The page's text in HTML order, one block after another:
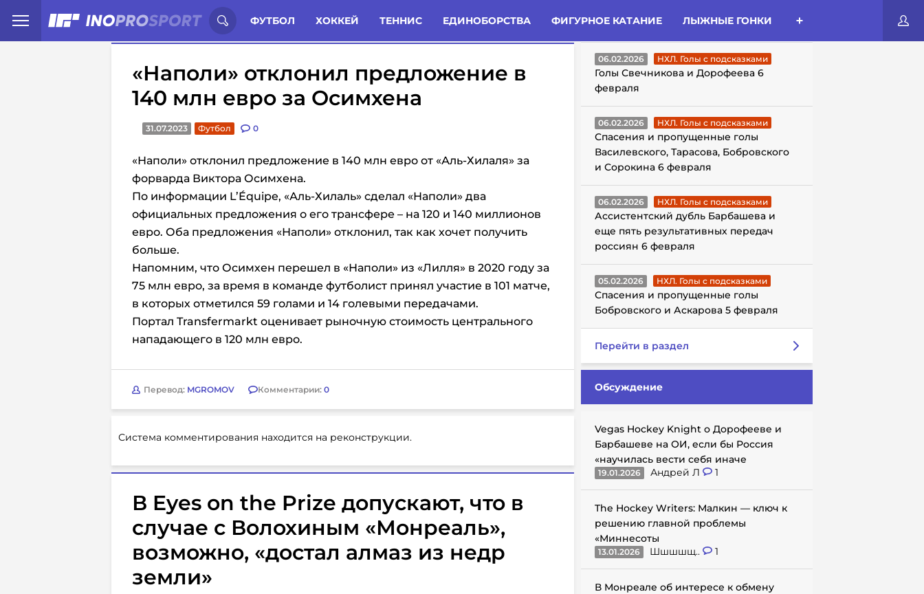
ФУТБОЛ ХОККЕЙ ТЕННИС ЕДИНОБОРСТВА ФИГУРНОЕ КАТАНИЕ ЛЫЖНЫЕ ГОНКИ
Иностранцы о спорте России: Статьи Комменты Новости
«Наполи» отклонил предложение в
140 млн евро за Осимхена
31.07.2023 Футбол 0
«Наполи» отклонил предложение в 140 млн евро от «Аль-Хилаля» за
форварда Виктора Осимхена.
По информации L’Équipe, «Аль-Хилаль» сделал «Наполи» два
официальных предложения о его трансфере – на 120 и 140 миллионов
евро. Оба предложения «Наполи» отклонил, так как хочет получить
больше.
Напомним, что Осимхен перешел в «Наполи» из «Лилля» в 2020 году за
75 млн евро, за время в команде футболист принял участие в 101 матче,
в которых отметился 59 голами и 14 голевыми передачами.
Портал Transfermarkt оценивает рыночную стоимость центрального
нападающего в 120 млн евро.
Перевод: MGROMOV Комментарии: 0
Система комментирования находится на реконструкции.
В Eyes on the Prize допускают, что в
случае с Волохиным «Монреаль»,
возможно, «достал алмаз из недр
земли»
ГОЛЫ С ПОДСКАЗКАМИ
06.02.2026 НХЛ. Голы с подсказками
Голы Свечникова и Дорофеева 6
февраля
06.02.2026 НХЛ. Голы с подсказками
Спасения и пропущенные голы
Василевского, Тарасова, Бобровского
и Сорокина 6 февраля
06.02.2026 НХЛ. Голы с подсказками
Ассистентский дубль Барбашева и
еще пять результативных передач
россиян 6 февраля
05.02.2026 НХЛ. Голы с подсказками
Спасения и пропущенные голы
Бобровского и Аскарова 5 февраля
Перейти в раздел
Обсуждение
Vegas Hockey Knight о Дорофееве и
Барбашеве на ОИ, если бы Россия
«научилась вести себя иначе
19.01.2026 Андрей Л 1
The Hockey Writers: Малкин — ключ к
решению главной проблемы
«Миннесоты
13.01.2026 Шшшшщ.. 1
В Монреале об интересе к обмену